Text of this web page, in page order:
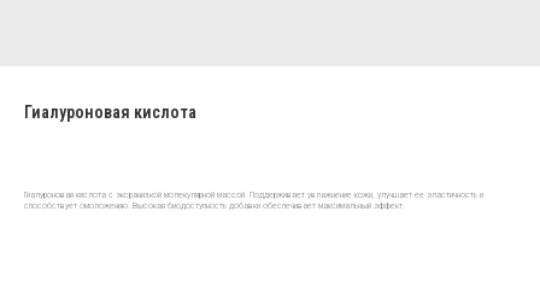
Гиалуроновая кислота
Гиалуроновая кислота с эксранизкой молекулярной массой. Поддерживает увлажнение кожи, улучшает ее эластичность и
способствует омоложению. Высокая биодоступность добавки обеспечивает максимальный эффект.